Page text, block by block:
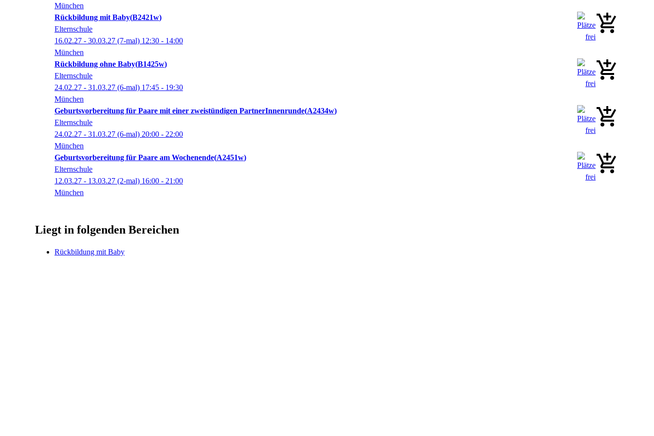
München
Rückbildung mit Baby B2421w
Elternschule
16.02.27 - 30.03.27 (7-mal) 12:30 - 14:00
München
Rückbildung ohne Baby B1425w
Elternschule
24.02.27 - 31.03.27 (6-mal) 17:45 - 19:30
München
Geburtsvorbereitung für Paare mit einer zweistündigen PartnerInnenrunde A2434w
Elternschule
24.02.27 - 31.03.27 (6-mal) 20:00 - 22:00
München
Geburtsvorbereitung für Paare am Wochenende A2451w
Elternschule
12.03.27 - 13.03.27 (2-mal) 16:00 - 21:00
München
Liegt in folgenden Bereichen
Rückbildung mit Baby